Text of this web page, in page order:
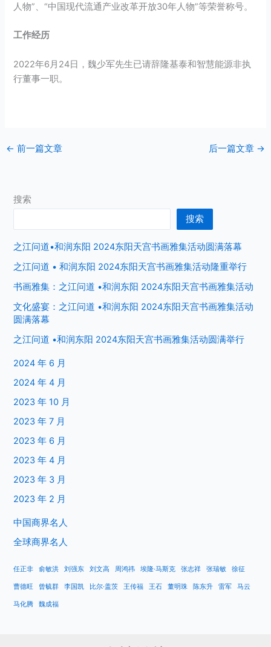
人物”、“中国现代流通产业改革开放30年人物”等荣誉称号。
工作经历
2022年6月24日，魏少军先生已请辞隆基泰和智慧能源非执
行董事一职。
← 前一篇文章 后一篇文章 →
搜索
搜索
之江问道•和润东阳 2024东阳天宫书画雅集活动圆满落幕
之江问道 • 和润东阳 2024东阳天宫书画雅集活动隆重举行
书画雅集：之江问道 •和润东阳 2024东阳天宫书画雅集活动
文化盛宴：之江问道 •和润东阳 2024东阳天宫书画雅集活动
圆满落幕
之江问道 •和润东阳 2024东阳天宫书画雅集活动圆满举行
2024 年 6 月
2024 年 4 月
2023 年 10 月
2023 年 7 月
2023 年 6 月
2023 年 4 月
2023 年 3 月
2023 年 2 月
中国商界名人
全球商界名人
任正非 俞敏洪 刘强东 刘文高 周鸿祎 埃隆·马斯克 张志祥 张瑞敏 徐征
曹德旺 曾毓群 李国凯 比尔·盖茨 王传福 王石 董明珠 陈东升 雷军 马云
马化腾 魏成福